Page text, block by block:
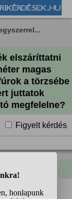
elszáríttatni
magas
a törzsébe
juttatok
megfelelne?
Figyelt kérdés
majd várni a